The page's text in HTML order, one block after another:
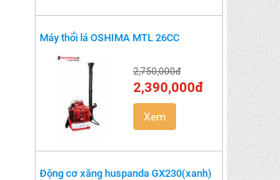
Máy thổi lá OSHIMA MTL 26CC
2,750,000đ
2,390,000đ
Xem
Động cơ xăng huspanda GX230(xanh)